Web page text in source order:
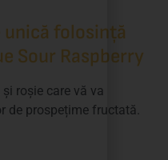
folosință
Sour Raspberry
roșie care vă va
de prospețime fructată.